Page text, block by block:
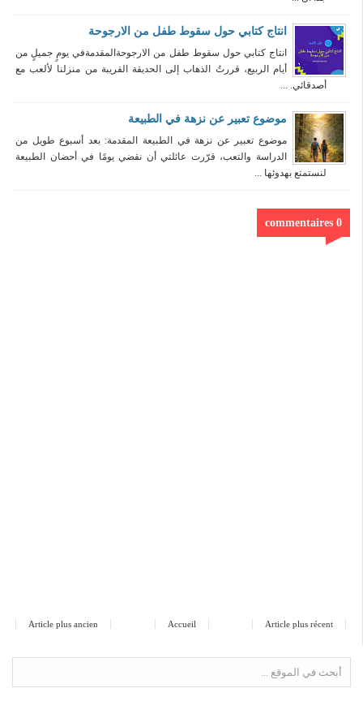
انتاج كتابي حول سقوط طفل من الارجوحة
انتاج كتابي حول سقوط طفل من الارجوحةالمقدمةفي يومٍ جميلٍ من
أيام الربيع، قررتُ الذهاب إلى الحديقة القريبة من منزلنا لألعب مع
أصدقائي. ...
موضوع تعبير عن نزهة في الطبيعة
موضوع تعبير عن نزهة في الطبيعة المقدمة: بعد أسبوع طويل من
الدراسة والتعب، قرّرت عائلتي أن نقضي يومًا في أحضان الطبيعة
لنستمتع بهدوئها ...
0 commentaires
Article plus récent
Article plus ancien Accueil